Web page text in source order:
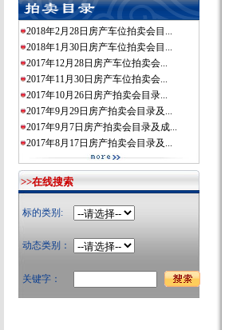
2018年2月28日房产车位拍卖会目...
2018年1月30日房产车位拍卖会目...
2017年12月28日房产车位拍卖会...
2017年11月30日房产车位拍卖会...
2017年10月26日房产拍卖会目录...
2017年9月29日房产拍卖会目录及...
2017年9月7日房产拍卖会目录及成...
2017年8月17日房产拍卖会目录及...
>>在线搜索
标的类别:
动态类别：
关键字：